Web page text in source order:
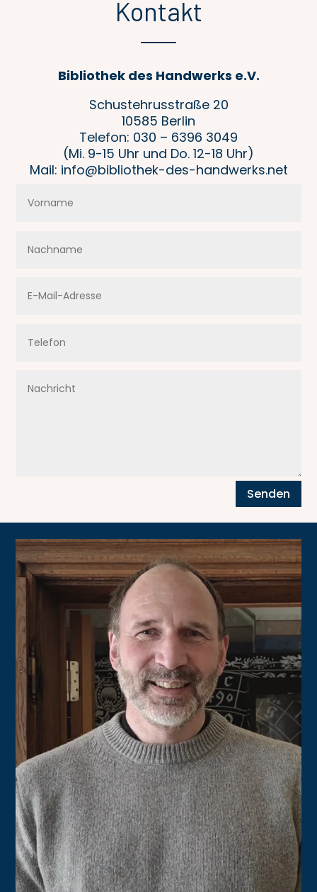
Kontakt
Bibliothek des Handwerks e.V.
Schustehrusstraße 20
10585 Berlin
Telefon: 030 – 6396 3049
(Mi. 9-15 Uhr und Do. 12-18 Uhr)
Mail: info@bibliothek-des-handwerks.net
Senden